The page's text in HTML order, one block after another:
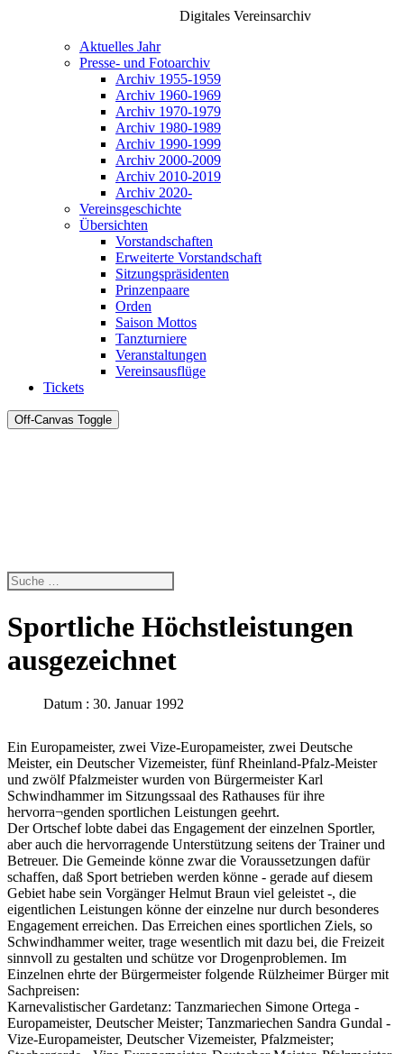
Digitales Vereinsarchiv
Aktuelles Jahr
Presse- und Fotoarchiv
Archiv 1955-1959
Archiv 1960-1969
Archiv 1970-1979
Archiv 1980-1989
Archiv 1990-1999
Archiv 2000-2009
Archiv 2010-2019
Archiv 2020-
Vereinsgeschichte
Übersichten
Vorstandschaften
Erweiterte Vorstandschaft
Sitzungspräsidenten
Prinzenpaare
Orden
Saison Mottos
Tanzturniere
Veranstaltungen
Vereinsausflüge
Tickets
Off-Canvas Toggle
Sportliche Höchstleistungen
ausgezeichnet
Datum : 30. Januar 1992
Ein Europameister, zwei Vize-Europameister, zwei Deutsche
Meister, ein Deutscher Vizemeister, fünf Rheinland-Pfalz-Meister
und zwölf Pfalzmeister wurden von Bürgermeister Karl
Schwindhammer im Sitzungssaal des Rathauses für ihre
hervorra¬genden sportlichen Leistungen geehrt.
Der Ortschef lobte dabei das Engagement der einzelnen Sportler,
aber auch die hervorragende Unterstützung seitens der Trainer und
Betreuer. Die Gemeinde könne zwar die Voraussetzungen dafür
schaffen, daß Sport betrieben werden könne - gerade auf diesem
Gebiet habe sein Vorgänger Helmut Braun viel geleistet -, die
eigentlichen Leistungen könne der einzelne nur durch besonderes
Engagement erreichen. Das Erreichen eines sportlichen Ziels, so
Schwindhammer weiter, trage wesentlich mit dazu bei, die Freizeit
sinnvoll zu gestalten und schütze vor Drogenproblemen. Im
Einzelnen ehrte der Bürgermeister folgende Rülzheimer Bürger mit
Sachpreisen:
Karnevalistischer Gardetanz: Tanzmariechen Simone Ortega -
Europameister, Deutscher Meister; Tanzmariechen Sandra Gundal -
Vize-Europameister, Deutscher Vizemeister, Pfalzmeister;